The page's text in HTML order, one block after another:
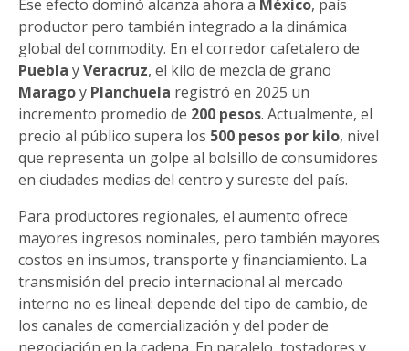
Ese efecto dominó alcanza ahora a México, país
productor pero también integrado a la dinámica
global del commodity. En el corredor cafetalero de
Puebla yVeracruz, el kilo de mezcla de grano
Maragoy Planchuela registró en 2025 un
incremento promedio de 200 pesos. Actualmente, el
precio al público supera los 500 pesos por kilo, nivel
que representa un golpe al bolsillo de consumidores
en ciudades medias del centro y sureste del país.
Para productores regionales, el aumento ofrece
mayores ingresos nominales, pero también mayores
costos en insumos, transporte y financiamiento. La
transmisión del precio internacional al mercado
interno no es lineal: depende del tipo de cambio, de
los canales de comercialización y del poder de